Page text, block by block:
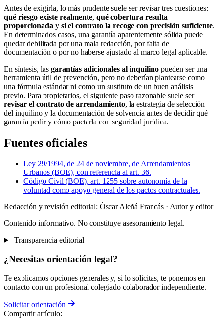
Antes de exigirla, lo más prudente suele ser revisar tres cuestiones:
qué riesgo existe realmente, qué cobertura resulta
proporcionada y si el contrato la recoge con precisión suficiente.
En determinados casos, una garantía aparentemente sólida puede
quedar debilitada por una mala redacción, por falta de
documentación o por no haberse ajustado al marco legal aplicable.
En síntesis, las garantías adicionales al inquilino pueden ser una
herramienta útil de prevención, pero no deberían plantearse como
una fórmula estándar ni como un sustituto de un buen análisis
previo. Para propietarios, el siguiente paso razonable suele ser
revisar el contrato de arrendamiento, la estrategia de selección
del inquilino y la documentación de solvencia antes de decidir qué
garantía pedir y cómo pactarla con seguridad jurídica.
Fuentes oficiales
Ley 29/1994, de 24 de noviembre, de Arrendamientos
Urbanos (BOE), con referencia al art. 36.
Código Civil (BOE), art. 1255 sobre autonomía de la
voluntad como apoyo general de los pactos contractuales.
Redacción y revisión editorial: Òscar Aleñá Francás · Autor y editor
Contenido informativo. No constituye asesoramiento legal.
Transparencia editorial
¿Necesitas orientación legal?
Te explicamos opciones generales y, si lo solicitas, te ponemos en
contacto con un profesional colegiado colaborador independiente.
Solicitar orientación
Compartir artículo: